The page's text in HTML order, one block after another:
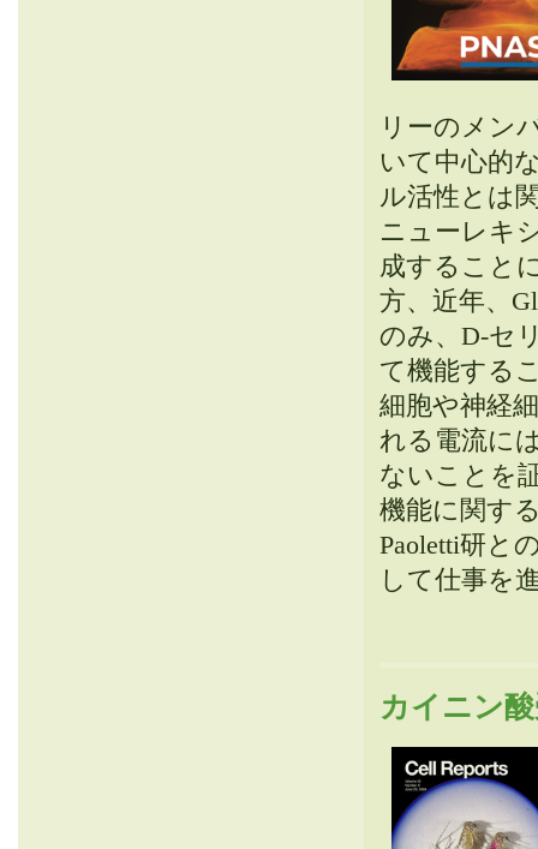
リーのメン
いて中心的
ル活性とは
ニューレキ
成すること
方、近年、
のみ、D-セ
て機能する
細胞や神経
れる電流に
ないことを
機能に関す
Paoletti研と
して仕事を
カイニン